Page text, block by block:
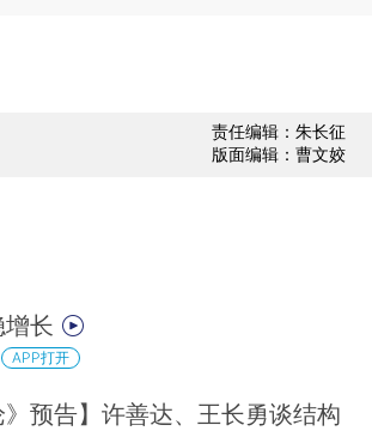
责任编辑：朱长征
版面编辑：曹文姣
长
APP打开
》预告】许善达、王长勇谈结构